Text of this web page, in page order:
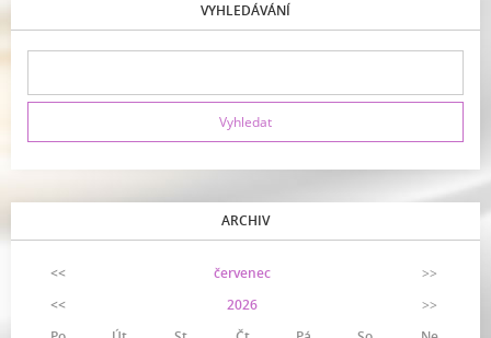
VYHLEDÁVÁNÍ
ARCHIV
<< červenec
>>
<<
2026
>>